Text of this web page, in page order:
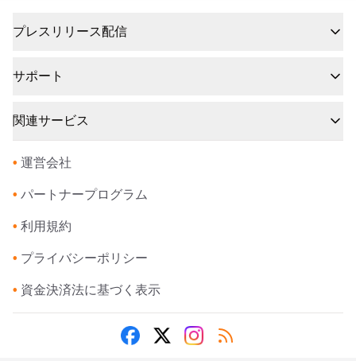
プレスリリース配信
サポート
関連サービス
• 運営会社
• パートナープログラム
• 利用規約
• プライバシーポリシー
• 資金決済法に基づく表示